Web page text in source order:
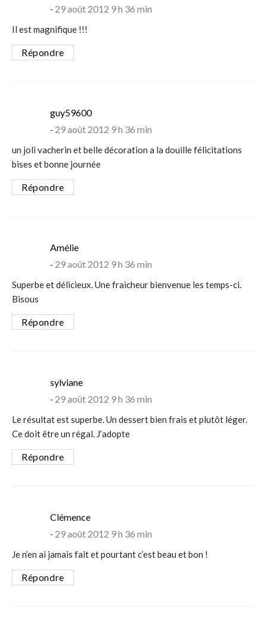
29 août 2012 9 h 36 min
Il est magnifique !!!
Répondre
guy59600says:
29 août 2012 9 h 36 min
un joli vacherin et belle décoration a la douille félicitations
bises et bonne journée
Répondre
Améliesays:
29 août 2012 9 h 36 min
Superbe et délicieux. Une fraicheur bienvenue les temps-ci.
Bisous
Répondre
sylvianesays:
29 août 2012 9 h 36 min
Le résultat est superbe. Un dessert bien frais et plutôt léger.
Ce doit être un régal. J’adopte
Répondre
Clémencesays:
29 août 2012 9 h 36 min
Je n’en ai jamais fait et pourtant c’est beau et bon !
Répondre